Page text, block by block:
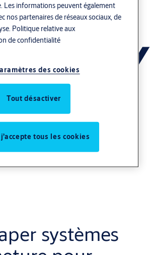
secteurs
systèmes
Les informations peuvent également
nos partenaires de réseaux sociaux, de
Politique relative aux
de confidentialité
des cookies
Tout désactiver
tous les cookies